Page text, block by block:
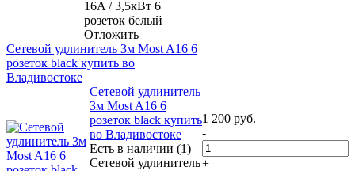
16A / 3,5кВт 6
розеток белый
Отложить
Сетевой удлинитель 3м Most A16 6
розеток black купить во
Владивостоке
Сетевой удлинитель
3м Most A16 6
розеток black купить
во Владивостоке
Есть в наличии (1)
Сетевой удлинитель
1 200 руб.
-
+